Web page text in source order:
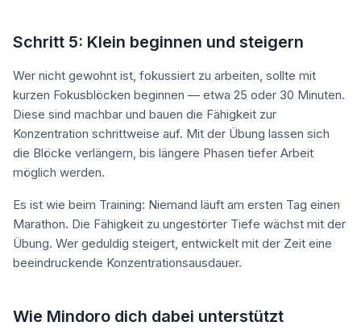
Schritt 5: Klein beginnen und steigern
Wer nicht gewohnt ist, fokussiert zu arbeiten, sollte mit
kurzen Fokusblöcken beginnen — etwa 25 oder 30 Minuten.
Diese sind machbar und bauen die Fähigkeit zur
Konzentration schrittweise auf. Mit der Übung lassen sich
die Blöcke verlängern, bis längere Phasen tiefer Arbeit
möglich werden.
Es ist wie beim Training: Niemand läuft am ersten Tag einen
Marathon. Die Fähigkeit zu ungestörter Tiefe wächst mit der
Übung. Wer geduldig steigert, entwickelt mit der Zeit eine
beeindruckende Konzentrationsausdauer.
Wie Mindoro dich dabei unterstützt